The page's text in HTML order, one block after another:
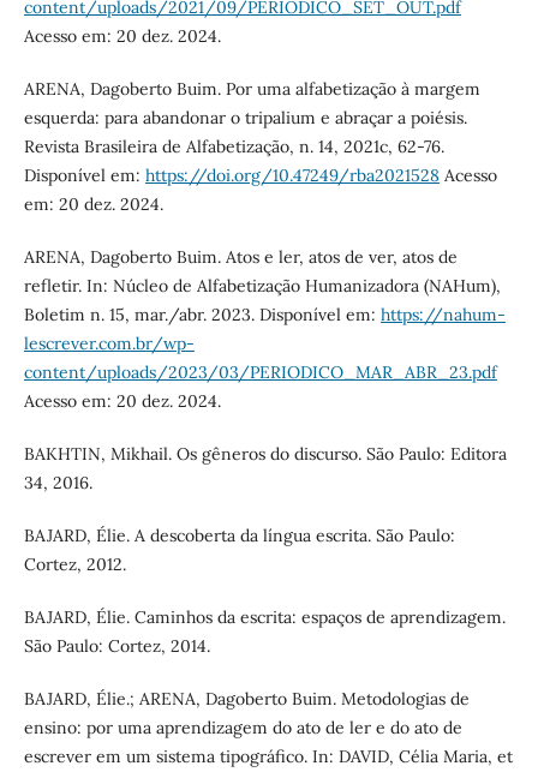
content/uploads/2021/09/PERIODICO_SET_OUT.pdf
Acesso em: 20 dez. 2024.
ARENA, Dagoberto Buim. Por uma alfabetização à margem
esquerda: para abandonar o tripalium e abraçar a poiésis.
Revista Brasileira de Alfabetização, n. 14, 2021c, 62-76.
Disponível em: https://doi.org/10.47249/rba2021528Acesso
em: 20 dez. 2024.
ARENA, Dagoberto Buim. Atos e ler, atos de ver, atos de
refletir. In: Núcleo de Alfabetização Humanizadora (NAHum),
Boletim n. 15, mar./abr. 2023. Disponível em: https://nahum-
lescrever.com.br/wp-
content/uploads/2023/03/PERIODICO_MAR_ABR_23.pdf
Acesso em: 20 dez. 2024.
BAKHTIN, Mikhail. Os gêneros do discurso. São Paulo: Editora
34, 2016.
BAJARD, Élie. A descoberta da língua escrita. São Paulo:
Cortez, 2012.
BAJARD, Élie. Caminhos da escrita: espaços de aprendizagem.
São Paulo: Cortez, 2014.
BAJARD, Élie.; ARENA, Dagoberto Buim. Metodologias de
ensino: por uma aprendizagem do ato de ler e do ato de
escrever em um sistema tipográfico. In: DAVID, Célia Maria, et